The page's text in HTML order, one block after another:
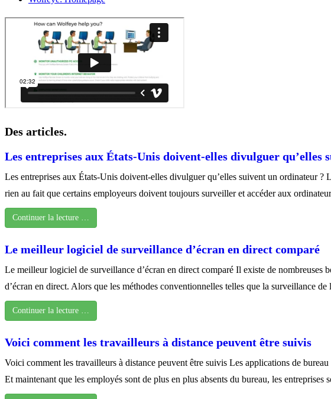
Des articles.
Les entreprises aux États-Unis doivent-elles divulguer qu’elles
Les entreprises aux États-Unis doivent-elles divulguer qu’elles suivent un ordinateur ?
rien au fait que certains employeurs doivent toujours surveiller et accéder aux
Continuer la lecture …
Le meilleur logiciel de surveillance d’écran en direct comparé
Le meilleur logiciel de surveillance d’écran en direct comparé Il existe de nombreuses
d’écran en direct. Alors que les méthodes conventionnelles telles que la surveillance
Continuer la lecture …
Voici comment les travailleurs à distance peuvent être suivis
Voici comment les travailleurs à distance peuvent être suivis Les applications de
Et maintenant que les employés sont de plus en plus absents du bureau, les